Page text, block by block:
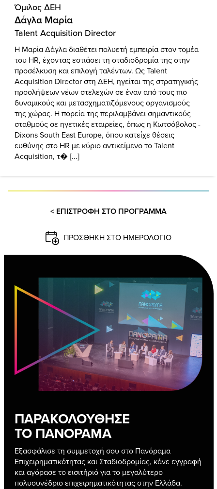
Όμιλος ΔΕΗ
Δάγλα Μαρία
Talent Acquisition Director
Η Μαρία Δάγλα διαθέτει πολυετή εμπειρία στον τομέα
του HR, έχοντας εστιάσει τη σταδιοδρομία της στην
προσέλκυση και επιλογή ταλέντων. Ως Talent
Acquisition Director στη ΔΕΗ, ηγείται της στρατηγικής
προσλήψεων νέων στελεχών σε έναν από τους πιο
δυναμικούς και μετασχηματιζόμενους οργανισμούς
της χώρας. Η πορεία της περιλαμβάνει σημαντικούς
σταθμούς σε ηγετικές εταιρείες, όπως η Κωτσόβολος -
Dixons South East Europe, όπου κατείχε θέσεις
ευθύνης στο HR με κύριο αντικείμενο το Talent
Acquisition, τ� [...]
< ΕΠΙΣΤΡΟΦΗ ΣΤΟ ΠΡΟΓΡΑΜΜΑ
ΠΡΟΣΘΗΚΗ ΣΤΟ ΗΜΕΡΟΛΟΓΙΟ
ΠΑΡΑΚΟΛΟΥΘΗΣΕ
ΤΟ ΠΑΝΟΡΑΜΑ
Εξασφάλισε τη συμμετοχή σου στο Πανόραμα
Επιχειρηματικότητας και Σταδιοδρομίας, κάνε εγγραφή
και αγόρασε το εισιτήριό για το μεγαλύτερο
πολυσυνέδριο επιχειρηματικότητας στην Ελλάδα.